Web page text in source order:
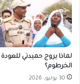
لماذا يروج حميدتي للعودة
الخرطوم؟
30 يوليو، 2026